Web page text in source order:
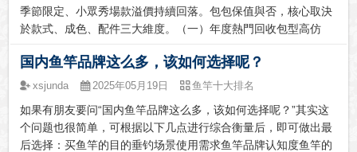
季節限定、小眾秀場款溢價持續回落。包包保值與否，核心取決
於款式、成色、配件三大維度。（一）年度熱門回收包型高仿
鉑金包、凱莉包、琳迪包高保值梯隊，成色、五金、配件完整度
直接決定報價，行情長期穩定香奈兒：經典口蓋包、流浪包、方
強LV：老花托特、speedy、郵差包大眾剛需款，折舊幅度小，
常年穩定流...
国内鱼竿品牌这么多，该如何选择呢？
xsjunda 2025年05月19日 鱼竿十大排名
如果有朋友要问“国内鱼竿品牌这么多，该如何选择呢？”其实这
个问题也很简单，可根据以下几点进行综合衡量后，即可做出最
后选择：买鱼竿的目的垂钓场景使用需求鱼竿品牌认知度鱼竿的